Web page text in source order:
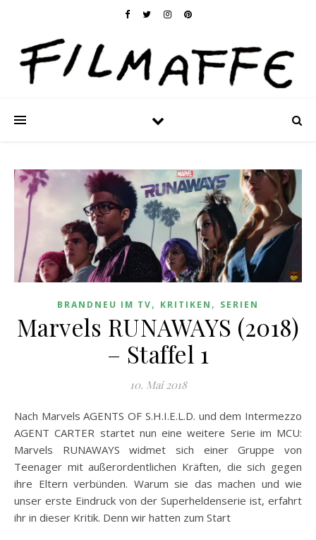
BRANDNEU IM TV, KRITIKEN , SERIEN
Marvels RUNAWAYS (2018)
– Staffel 1
10. Mai 2018
Nach Marvels AGENTS OF S.H.I.E.L.D. und dem Intermezzo
AGENT CARTER startet nun eine weitere Serie im MCU:
Marvels RUNAWAYS widmet sich einer Gruppe von
Teenager mit außerordentlichen Kräften, die sich gegen
ihre Eltern verbünden. Warum sie das machen und wie
unser erste Eindruck von der Superheldenserie ist, erfahrt
ihr in dieser Kritik. Denn wir hatten zum Start